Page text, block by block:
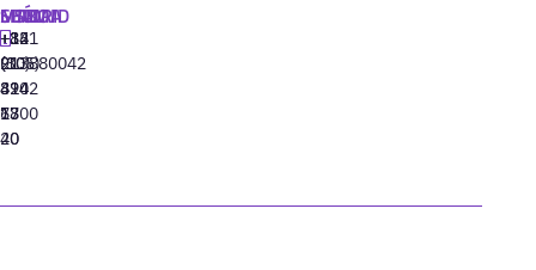
MADRID
+34
91
310
77
40
MIAMI
+1
(305)
424
13
20
SEÚL
+82
(10)
8942
6800
LISBOA
‪+351
213880042